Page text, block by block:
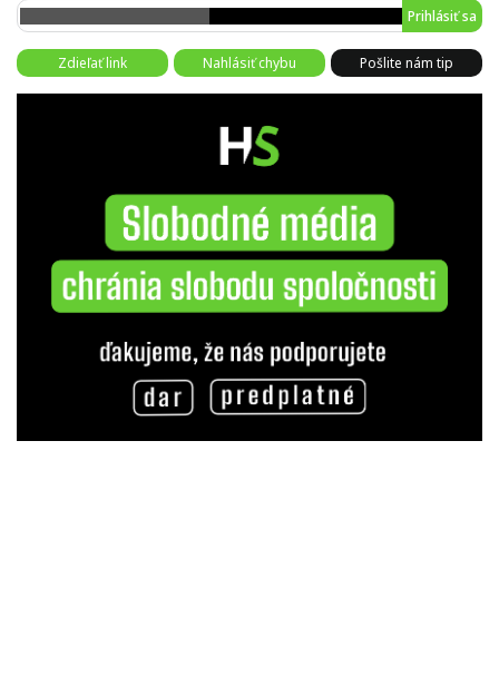
Prihlásiť sa
Zdieľať link Nahlásiť chybu Pošlite nám tip